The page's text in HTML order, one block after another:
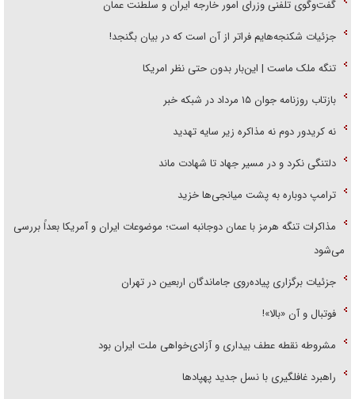
گفت‌وگوی تلفنی وزرای امور خارجه ایران و سلطنت عمان
جزئیات شکنجه‌هایم فراتر از آن است که در بیان بگنجد!
تنگه ملک ماست | این‌بار بدون حتی نظر امریکا
بازتاب روزنامه جوان ۱۵ مرداد در شبکه خبر
نه کریدور دوم نه مذاکره زیر سایه تهدید
دلتنگی نکرد و در مسیر جهاد تا شهادت ماند
ترامپ دوباره به پشت میانجی‌ها خزید
مذاکرات تنگه هرمز با عمان دوجانبه است؛ موضوعات ایران و آمریکا بعداً بررسی
می‌شود
جزئیات برگزاری پیاده‌روی جاماندگان اربعین در تهران
فوتبال و آن «بالا»!
مشروطه نقطه عطف بیداری و آزادی‌خواهی ملت ایران بود
راهبرد غافلگیری با نسل جدید پهپاد‌ها